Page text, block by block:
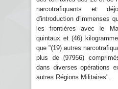
narcotrafiquants et
d'introduction d'immenses
les frontières avec le
quintaux et (46)
que "(19) autres
plus de (97956)
dans diverses opérations
autres Régions Militaires".